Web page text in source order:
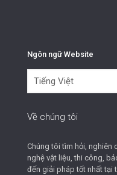
Ngôn ngữ Website
ngữ
Về chúng tôi
Chúng tôi tìm hỏi, nghiên
nghệ vật liệu, thi công,
đến giải pháp tốt nhất tại